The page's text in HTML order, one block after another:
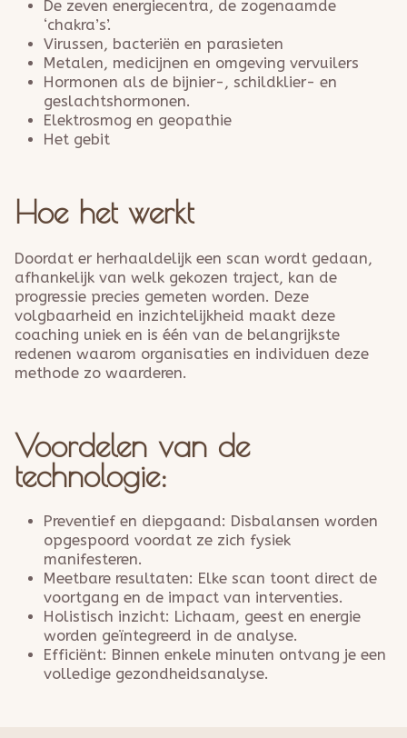
De zeven energiecentra, de zogenaamde
‘chakra’s’.
Virussen, bacteriën en parasieten
Metalen, medicijnen en omgeving vervuilers
Hormonen als de bijnier-, schildklier- en
geslachtshormonen.
Elektrosmog en geopathie
Het gebit
Hoe het werkt
Doordat er herhaaldelijk een scan wordt gedaan,
afhankelijk van welk gekozen traject, kan de
progressie precies gemeten worden. Deze
volgbaarheid en inzichtelijkheid maakt deze
coaching uniek en is één van de belangrijkste
redenen waarom organisaties en individuen deze
methode zo waarderen.
Voordelen van de
technologie:
Preventief en diepgaand: Disbalansen worden
opgespoord voordat ze zich fysiek
manifesteren.
Meetbare resultaten: Elke scan toont direct de
voortgang en de impact van interventies.
Holistisch inzicht: Lichaam, geest en energie
worden geïntegreerd in de analyse.
Efficiënt: Binnen enkele minuten ontvang je een
volledige gezondheidsanalyse.